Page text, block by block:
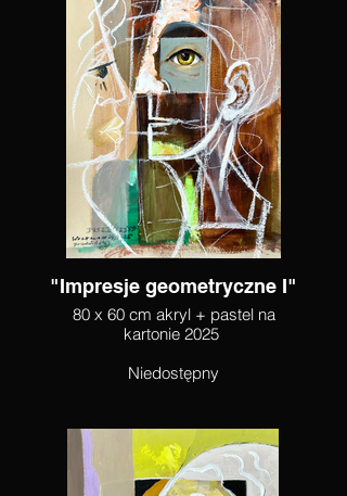
"Impresje geometryczne I"
80 x 60 cm akryl + pastel na
kartonie 2025
Niedostępny